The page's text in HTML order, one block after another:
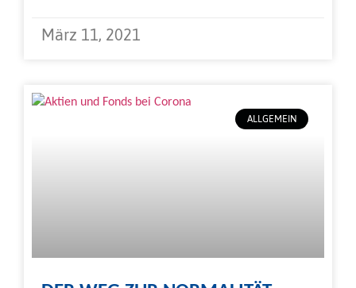
März 11, 2021
ALLGEMEIN